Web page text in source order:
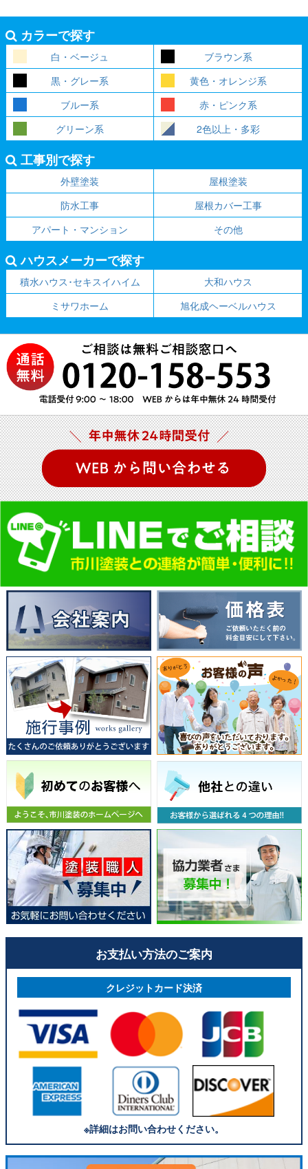
カラーで探す
白・ベージュ
ブラウン系
黒・グレー系
黄色・オレンジ系
ブルー系
赤・ピンク系
グリーン系
2色以上・多彩
工事別で探す
外壁塗装
屋根塗装
防水工事
屋根カバー工事
アパート・マンション
その他
ハウスメーカーで探す
積水ハウス･セキスイハイム
大和ハウス
ミサワホーム
旭化成ヘーベルハウス
お支払い方法のご案内
クレジットカード決済
※詳細はお問い合わせください。